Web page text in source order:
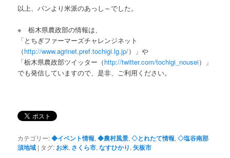
以上、パンより米派のあっし～でした。
※ 栃木県農政部の情報は、
「とちぎファーマーズチャレンジネット
（http://www.agrinet.pref.tochigi.lg.jp/）」や
「栃木県農政部ツイッター（http://twitter.com/tochigi_nousei）」
でも発信していますので、是非、ご利用ください。
カテゴリー:◆イベント情報,◆農村風景,◇とれたて情報,◇塩谷南那
須地域 | タグ: お米, さくら市,なすひかり,矢板市